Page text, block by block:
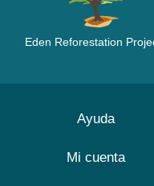
Eden Reforestation
Ayuda
Mi cuenta